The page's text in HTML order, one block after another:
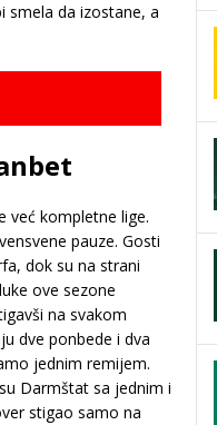
smela da izostane, a
već kompletne lige.
pauze. Gosti
dok su na strani
ove sezone
na svakom
dve ponbede i dva
jednim remijem.
Darmštat sa jednim i
stigao samo na